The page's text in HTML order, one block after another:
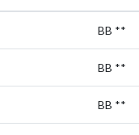
BB **
BB **
BB **